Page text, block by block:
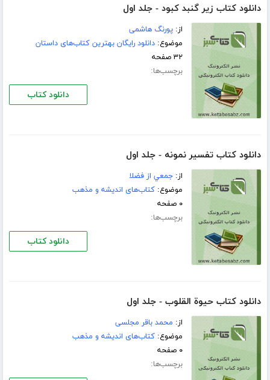
دانلود کتاب زیر گنبد کبود - جلد اول
از:پورنگ هاشمی
موضوع:دانلود رایگان بهترین کتاب‌های داستان
۳۲ صفحه
برچسب‌ها:
دانلود کتاب
دانلود کتاب تفسير نمونه - جلد اول
از:جمعي از فضلا
موضوع:کتاب‌های اندیشه و مذهب
۰ صفحه
برچسب‌ها:
دانلود کتاب
دانلود کتاب حیوة القلوب - جلد اول
از: محمد باقر مجلسی
موضوع:کتاب‌های اندیشه و مذهب
۰ صفحه
برچسب‌ها: